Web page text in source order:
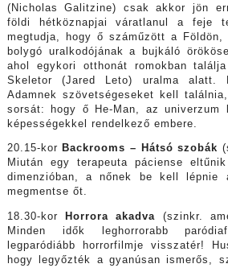
(Nicholas Galitzine) csak akkor jön
földi hétköznapjai váratlanul a feje
megtudja, hogy ő száműzött a
bolygó uralkodójának a bujkáló
ahol egykori otthonát romokban
Skeletor (Jared Leto) uralma alatt.
Adamnek szövetségeseket kell
sorsát: hogy ő He-Man, az univerzum
képességekkel rendelkező embere.
20.15-kor Backrooms – Hátsó szobák
Miután egy terapeuta páciense
dimenzióban, a nőnek be kell lépnie
megmentse őt.
18.30-kor Horrora akadva (szinkr.
Minden idők leghorrorabb
legparódiább horrorfilmje visszatér!
hogy legyőzték a gyanúsan ismerős,